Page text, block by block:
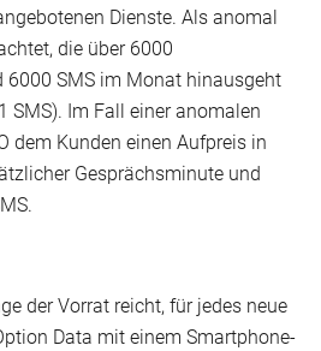
Dienste. Als anomal
die über 6000
6000 SMS im Monat hinausgeht
SMS). Im Fall einer anomalen
dem Kunden einen Aufpreis in
Gesprächsminute und
der Vorrat reicht, für jedes neue
Data mit einem Smartphone-